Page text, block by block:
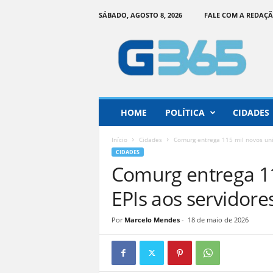
SÁBADO, AGOSTO 8, 2026 FALE COM A
ç
HOME POLÍTICA CIDADES
Início Cidades Comurg entrega 115 mil novos
CIDADES
Comurg entrega
EPIs aos
Por Marcelo Mendes- 18 de maio de 2026